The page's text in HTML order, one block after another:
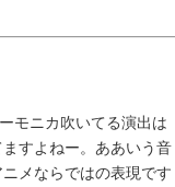
モニカ吹いてる演出は
すよねー。ああいう音
メならではの表現です